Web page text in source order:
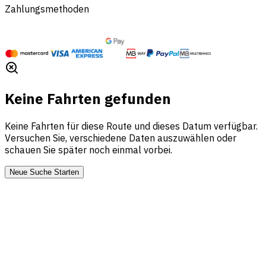
Zahlungsmethoden
Keine Fahrten gefunden
Keine Fahrten für diese Route und dieses Datum verfügbar.
Versuchen Sie, verschiedene Daten auszuwählen oder
schauen Sie später noch einmal vorbei.
Neue Suche Starten